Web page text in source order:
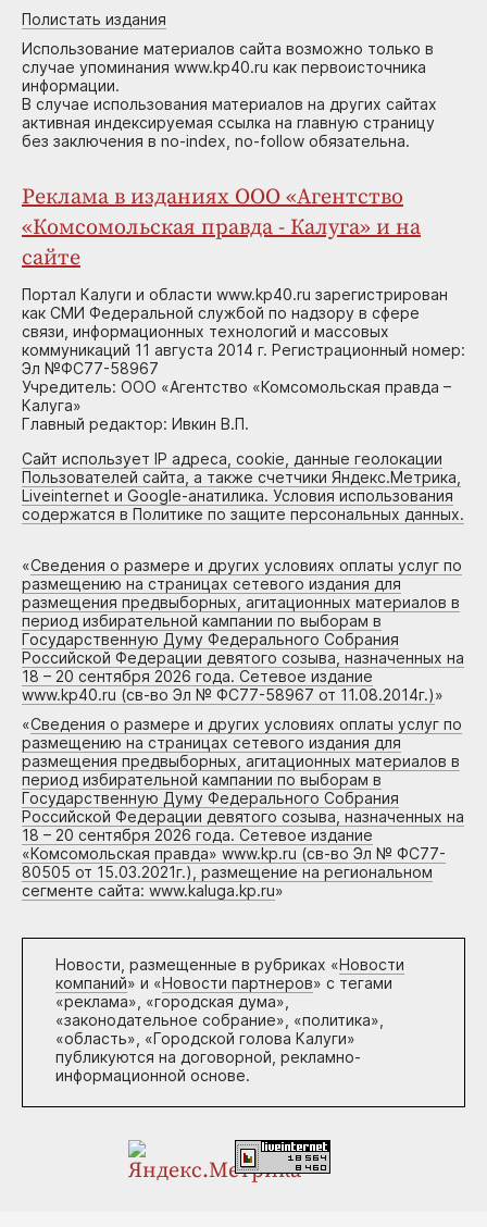
Полистать издания
Использование материалов сайта возможно только в
случае упоминания www.kp40.ru как первоисточника
информации.
В случае использования материалов на других сайтах
активная индексируемая ссылка на главную страницу
без заключения в no-index, no-follow обязательна.
Реклама в изданиях ООО «Агентство
«Комсомольская правда - Калуга» и на
сайте
Портал Калуги и области www.kp40.ru зарегистрирован
как СМИ Федеральной службой по надзору в сфере
связи, информационных технологий и массовых
коммуникаций 11 августа 2014 г. Регистрационный номер:
Эл №ФС77-58967
Учредитель: ООО «Агентство «Комсомольская правда –
Калуга»
Главный редактор: Ивкин В.П.
Сайт использует IP адреса, cookie, данные геолокации
Пользователей сайта, а также счетчики Яндекс.Метрика,
Liveinternet и Google-анатилика. Условия использования
содержатся в Политике по защите персональных данных.
«Сведения о размере и других условиях оплаты услуг по
размещению на страницах сетевого издания для
размещения предвыборных, агитационных материалов в
период избирательной кампании по выборам в
Государственную Думу Федерального Собрания
Российской Федерации девятого созыва, назначенных на
18 – 20 сентября 2026 года. Сетевое издание
www.kp40.ru (св-во Эл № ФС77-58967 от 11.08.2014г.)»
«Сведения о размере и других условиях оплаты услуг по
размещению на страницах сетевого издания для
размещения предвыборных, агитационных материалов в
период избирательной кампании по выборам в
Государственную Думу Федерального Собрания
Российской Федерации девятого созыва, назначенных на
18 – 20 сентября 2026 года. Сетевое издание
«Комсомольская правда» www.kp.ru (св-во Эл № ФС77-
80505 от 15.03.2021г.), размещение на региональном
сегменте сайта: www.kaluga.kp.ru»
Новости, размещенные в рубриках «Новости
компаний» и «Новости партнеров» с тегами
«реклама», «городская дума»,
«законодательное собрание», «политика»,
«область», «Городской голова Калуги»
публикуются на договорной, рекламно-
информационной основе.